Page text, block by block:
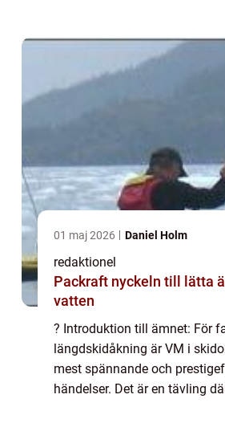
vi att g...
01 maj 2026 Daniel Holm
redaktionel
Packraft nyckeln till lätta äventyr på
vatten
? Introduktion till ämnet: För
längdskidåkning är VM i
mest spännande och
händelser. Det är en tävling